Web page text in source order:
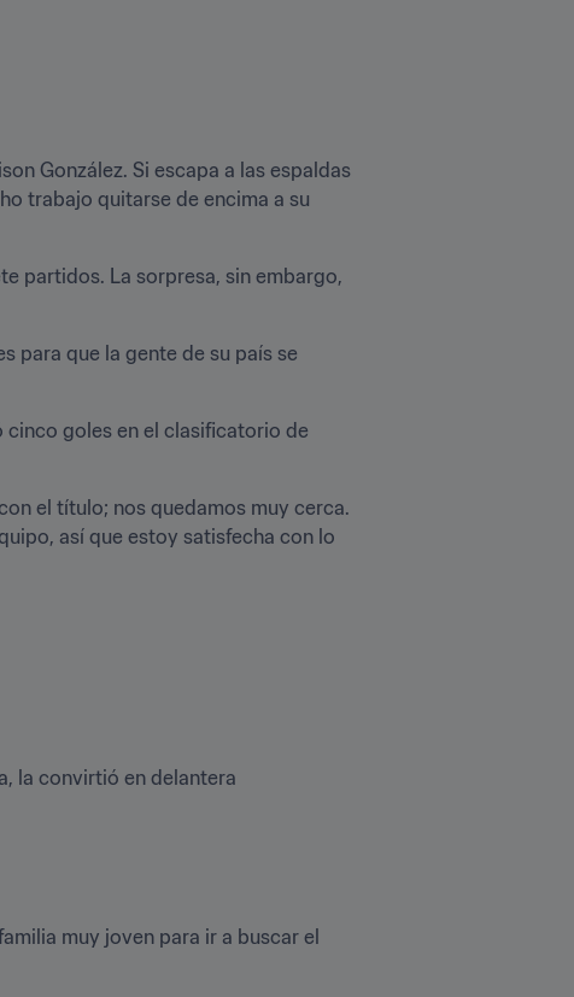
González. Si escapa a las espaldas
trabajo quitarse de encima a su
partidos. La sorpresa, sin embargo,
para que la gente de su país se
goles en el clasificatorio de
el título; nos quedamos muy cerca.
así que estoy satisfecha con lo
la convirtió en delantera
muy joven para ir a buscar el